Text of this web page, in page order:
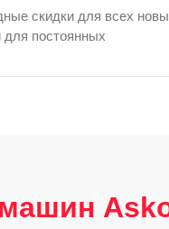
скидки для всех
для постоянных